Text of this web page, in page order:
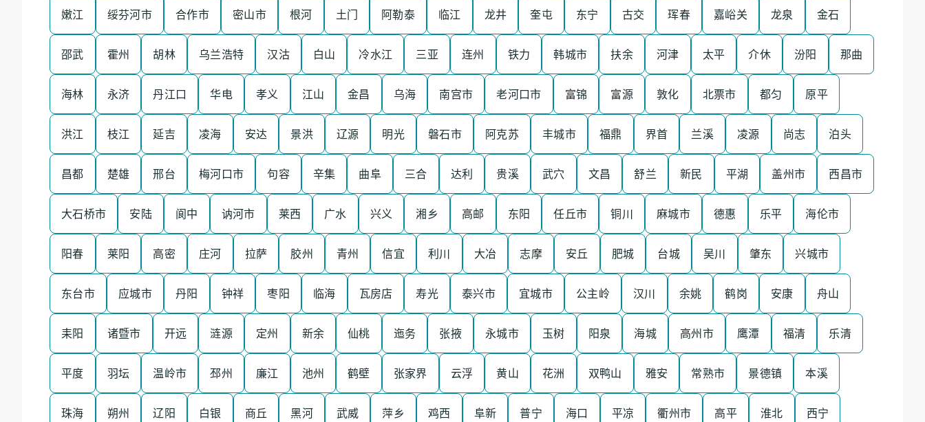
嫩江 绥芬河市 合作市 密山市 根河 土门 阿勒泰 临江 龙井 奎屯 东宁 古交 珲春 嘉峪关 龙泉 金石
邵武 霍州 胡林 乌兰浩特 汉沽 白山 冷水江 三亚 连州 铁力 韩城市 扶余 河津 太平 介休 汾阳 那曲
海林 永济 丹江口 华电 孝义 江山 金昌 乌海 南宫市 老河口市 富锦 富源 敦化 北票市 都匀 原平
洪江 枝江 延吉 凌海 安达 景洪 辽源 明光 磐石市 阿克苏 丰城市 福鼎 界首 兰溪 凌源 尚志 泊头
昌都 楚雄 邢台 梅河口市 句容 辛集 曲阜 三合 达利 贵溪 武穴 文昌 舒兰 新民 平湖 盖州市 西昌市
大石桥市 安陆 阆中 讷河市 莱西 广水 兴义 湘乡 高邮 东阳 任丘市 铜川 麻城市 德惠 乐平 海伦市
阳春 莱阳 高密 庄河 拉萨 胶州 青州 信宜 利川 大冶 志摩 安丘 肥城 台城 吴川 肇东 兴城市
东台市 应城市 丹阳 钟祥 枣阳 临海 瓦房店 寿光 泰兴市 宜城市 公主岭 汉川 余姚 鹤岗 安康 舟山
耒阳 诸暨市 开远 涟源 定州 新余 仙桃 迤务 张掖 永城市 玉树 阳泉 海城 高州市 鹰潭 福清 乐清
平度 羽坛 温岭市 邳州 廉江 池州 鹤壁 张家界 云浮 黄山 花洲 双鸭山 雅安 常熟市 景德镇 本溪
珠海 朔州 辽阳 白银 商丘 黑河 武威 萍乡 鸡西 阜新 普宁 海口 平凉 衢州市 高平 淮北 西宁